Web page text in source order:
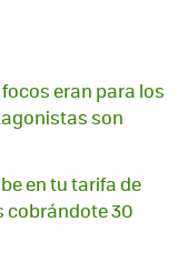
eran para los
son
en tu tarifa de
cobrándote 30